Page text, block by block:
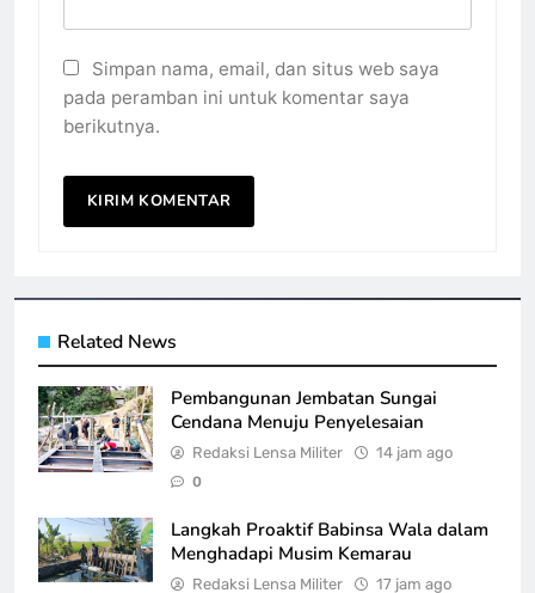
Simpan nama, email, dan situs web saya
pada peramban ini untuk komentar saya
berikutnya.
Related News
Pembangunan Jembatan Sungai
Cendana Menuju Penyelesaian
Redaksi Lensa Militer 14 jam ago
0
Langkah Proaktif Babinsa Wala dalam
Menghadapi Musim Kemarau
Redaksi Lensa Militer 17 jam ago